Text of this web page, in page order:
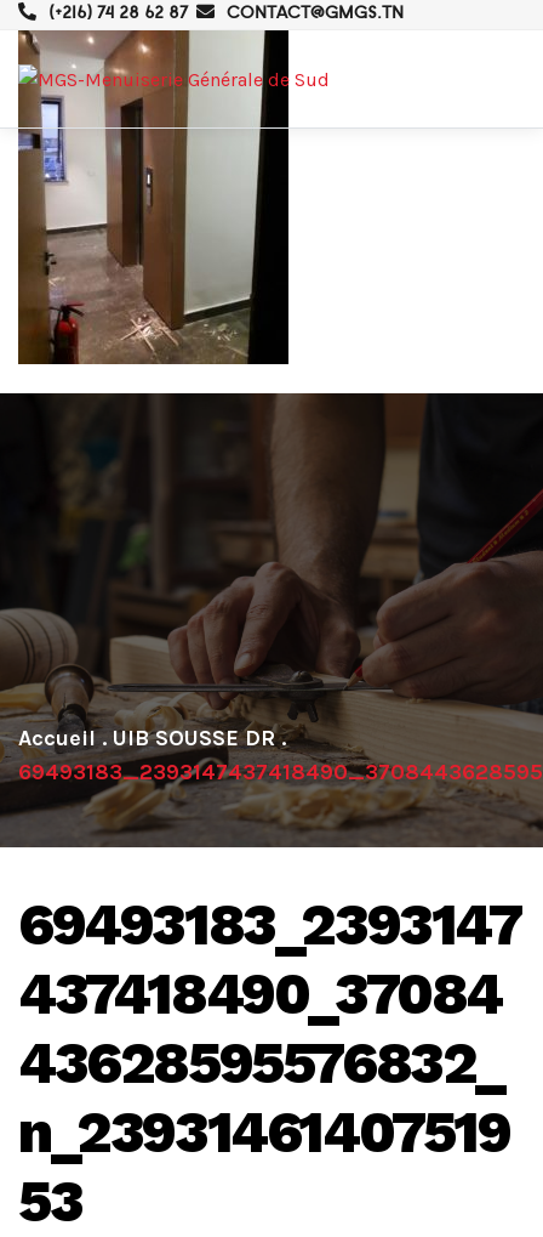
(+216) 74 28 62 87 CONTACT@GMGS.TN
. UIB SOUSSE DR .
69493183_2393147
437418490_37084
43628595576832_
n_23931461407519
53